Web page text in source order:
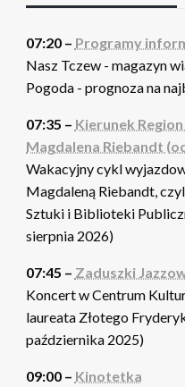
07:20 – Programy
Nasz Tczew - magazyn
Pogoda - prognoza na
07:35 – Kierunek
Magdalena Riebandt
Wakacyjny cykl
Magdaleną Riebandt,
Sztuki i Biblioteki
sierpnia 2026)
07:45 – Zaduszki
Koncert w Centrum
laureata Złotego
października 2025)
09:00 – Kinotetka